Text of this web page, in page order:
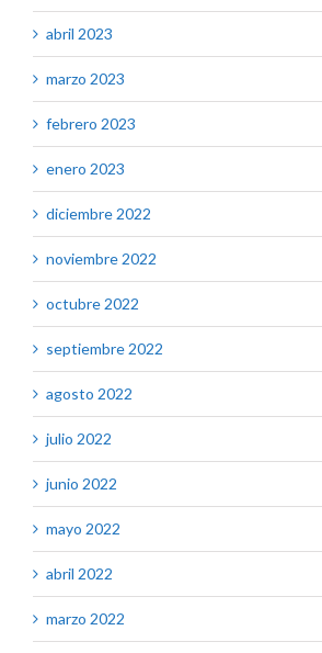
abril 2023
marzo 2023
febrero 2023
enero 2023
diciembre 2022
noviembre 2022
octubre 2022
septiembre 2022
agosto 2022
julio 2022
junio 2022
mayo 2022
abril 2022
marzo 2022